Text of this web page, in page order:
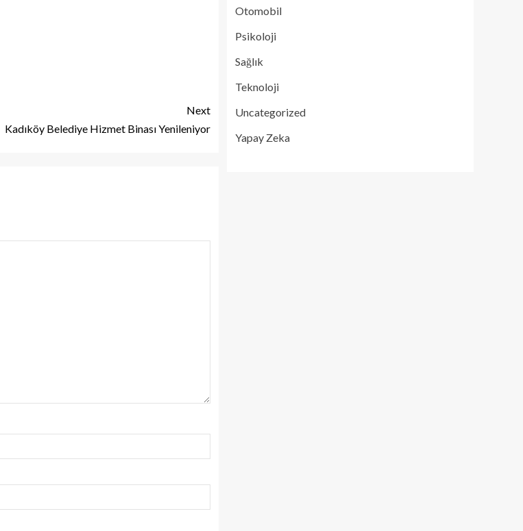
Next
Kadıköy Belediye Hizmet Binası Yenileniyor
Otomobil
Psikoloji
Sağlık
Teknoloji
Uncategorized
Yapay Zeka